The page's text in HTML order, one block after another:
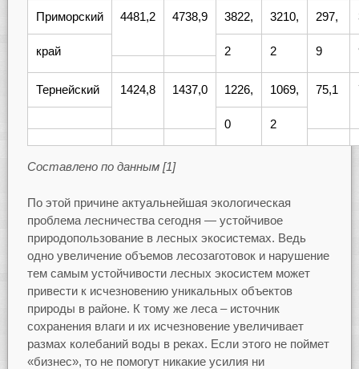
Приморский 4481,2 4738,9 3822, 3210, 297,
край 2 2 9
Тернейский 1424,8 1437,0 1226, 1069, 75,1
0 2
Составлено по данным [1]
По этой причине актуальнейшая экологическая
проблема лесничества сегодня — устойчивое
природопользование в лесных экосистемах. Ведь
одно увеличение объемов лесозаготовок и нарушение
тем самым устойчивости лесных экосистем может
привести к исчезновению уникальных объектов
природы в районе. К тому же леса – источник
сохранения влаги и их исчезновение увеличивает
размах колебаний воды в реках. Если этого не поймет
«бизнес», то не помогут никакие усилия ни